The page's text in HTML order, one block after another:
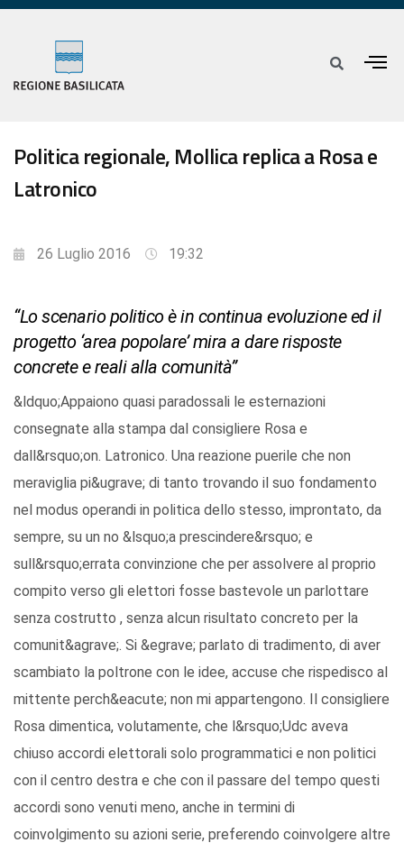
Politica regionale, Mollica replica a Rosa e
Latronico
26 Luglio 2016 19:32
“Lo scenario politico è in continua evoluzione ed il
progetto ‘area popolare’ mira a dare risposte
concrete e reali alla comunità”
&ldquo;Appaiono quasi paradossali le esternazioni
consegnate alla stampa dal consigliere Rosa e
dall&rsquo;on. Latronico. Una reazione puerile che non
meraviglia pi&ugrave; di tanto trovando il suo fondamento
nel modus operandi in politica dello stesso, improntato, da
sempre, su un no &lsquo;a prescindere&rsquo; e
sull&rsquo;errata convinzione che per assolvere al proprio
compito verso gli elettori fosse bastevole un parlottare
senza costrutto , senza alcun risultato concreto per la
comunit&agrave;. Si &egrave; parlato di tradimento, di aver
scambiato la poltrone con le idee, accuse che rispedisco al
mittente perch&eacute; non mi appartengono. Il consigliere
Rosa dimentica, volutamente, che l&rsquo;Udc aveva
chiuso accordi elettorali solo programmatici e non politici
con il centro destra e che con il passare del tempo questi
accordi sono venuti meno, anche in termini di
coinvolgimento su azioni serie, preferendo coinvolgere altre